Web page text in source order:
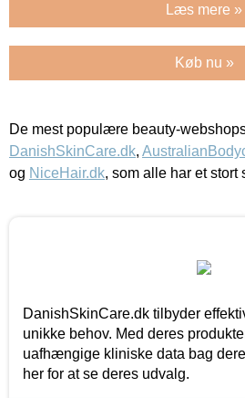
Læs mere »
Køb nu »
De mest populære beauty-
DanishSkinCare.dk,
og NiceHair.dk, som alle har et stort
DanishSkinCare.dk tilbyder
unikke behov. Med deres
uafhængige kliniske data bag
her for at se deres udvalg.